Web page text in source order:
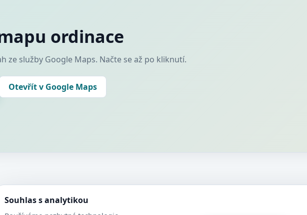
ordinace
ze služby Google Maps. Načte se až po kliknutí.
Otevřít v Google Maps
Souhlas s analytikou